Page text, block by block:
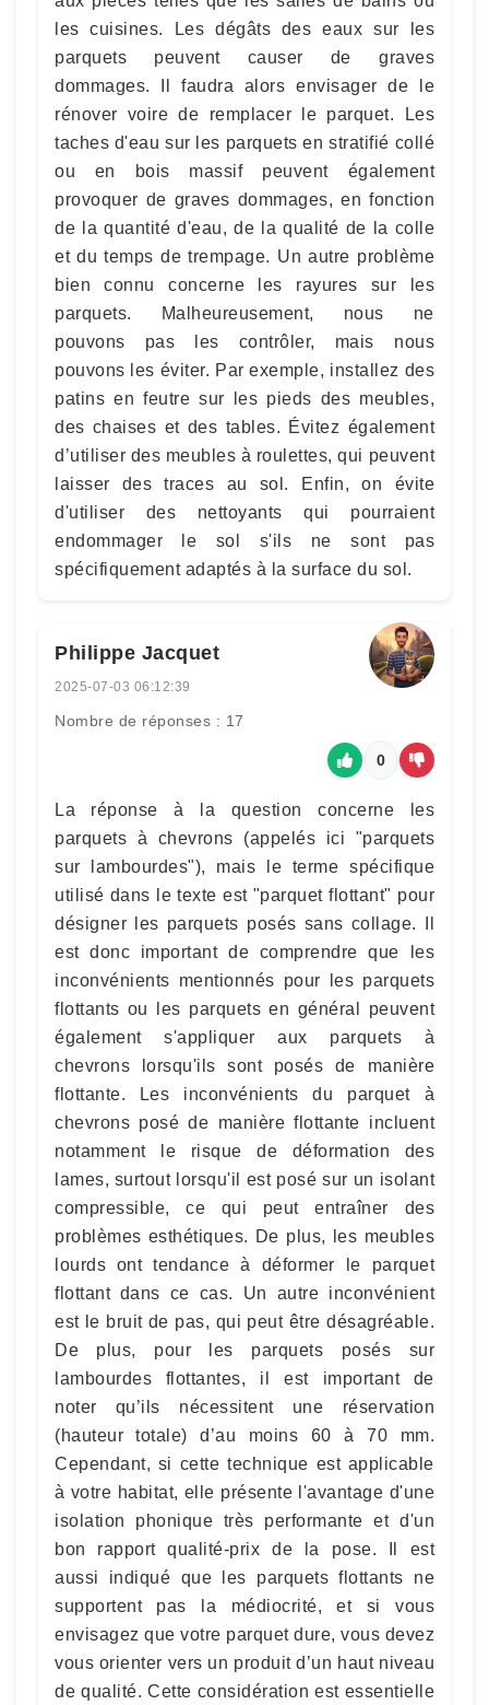
les cuisines. Les dégâts des eaux sur les
parquets peuvent causer de graves
dommages. Il faudra alors envisager de le
rénover voire de remplacer le parquet. Les
taches d'eau sur les parquets en stratifié collé
ou en bois massif peuvent également
provoquer de graves dommages, en fonction
de la quantité d'eau, de la qualité de la colle
et du temps de trempage. Un autre problème
bien connu concerne les rayures sur les
parquets. Malheureusement, nous ne
pouvons pas les contrôler, mais nous
pouvons les éviter. Par exemple, installez des
patins en feutre sur les pieds des meubles,
des chaises et des tables. Évitez également
d’utiliser des meubles à roulettes, qui peuvent
laisser des traces au sol. Enfin, on évite
d'utiliser des nettoyants qui pourraient
endommager le sol s'ils ne sont pas
spécifiquement adaptés à la surface du sol.
Philippe Jacquet
2025-07-03 06:12:39
Nombre de réponses : 17
0
La réponse à la question concerne les
parquets à chevrons (appelés ici "parquets
sur lambourdes"), mais le terme spécifique
utilisé dans le texte est "parquet flottant" pour
désigner les parquets posés sans collage. Il
est donc important de comprendre que les
inconvénients mentionnés pour les parquets
flottants ou les parquets en général peuvent
également s'appliquer aux parquets à
chevrons lorsqu'ils sont posés de manière
flottante. Les inconvénients du parquet à
chevrons posé de manière flottante incluent
notamment le risque de déformation des
lames, surtout lorsqu'il est posé sur un isolant
compressible, ce qui peut entraîner des
problèmes esthétiques. De plus, les meubles
lourds ont tendance à déformer le parquet
flottant dans ce cas. Un autre inconvénient
est le bruit de pas, qui peut être désagréable.
De plus, pour les parquets posés sur
lambourdes flottantes, il est important de
noter qu’ils nécessitent une réservation
(hauteur totale) d’au moins 60 à 70 mm.
Cependant, si cette technique est applicable
à votre habitat, elle présente l'avantage d'une
isolation phonique très performante et d'un
bon rapport qualité-prix de la pose. Il est
aussi indiqué que les parquets flottants ne
supportent pas la médiocrité, et si vous
envisagez que votre parquet dure, vous devez
vous orienter vers un produit d’un haut niveau
de qualité. Cette considération est essentielle